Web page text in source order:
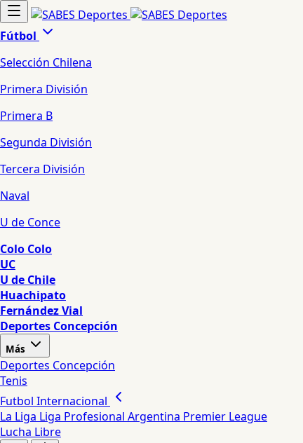
Fútbol
Selección Chilena
Primera División
Primera B
Segunda División
Tercera División
Naval
U de Conce
Colo Colo
UC
U de Chile
Huachipato
Fernández Vial
Deportes Concepción
Más
Deportes Concepción
Tenis
Futbol Internacional
La Liga Liga Profesional Argentina Premier League
Lucha Libre